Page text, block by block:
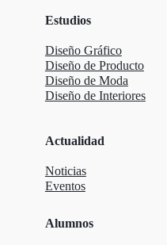
Estudios
Diseño Gráfico
Diseño de Producto
Diseño de Moda
Diseño de Interiores
Actualidad
Noticias
Eventos
Alumnos